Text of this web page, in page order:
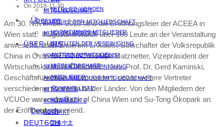
MITGLIED WERDEN
Über uns
VORSITZENDE MITGLIEDER
STATUTEN DER VEREINIGUNG
ANTRAG AUF VCUOE-
MITGLIEDSCHAFT
MITGLIEDER
KONTAKT LISTE
KONTAKT
Deutsch
简体中文
MITGLIEDSCHAFT
VORTEILE DER MITGLIEDSCHAFT
MITGLIED WERDEN
ÜBER UNS
VORSITZENDE MITGLIEDER
STATUTEN DER VEREINIGUNG
ANTRAG AUF VCUOE-MITGLIEDSCHAFT
MITGLIEDER
KONTAKT LISTE
KONTAKT
DEUTSCH
On 2018-11-30
Am 30. November 2018 fand die Eröffnungsfeier der ACEEA in
Wien statt. Insgesamt waren über 100 Leute an der Veranstaltung
anwesend, unter anderem Li Xiaosi, Botschafter der Volksrepublik
China in Österreich, Dr. Christoph Matznetter, Vizepräsident der
Wirtschaftskammer Österreich, Univ. Prof. Dr. Gerd Kaminski,
Geschäftsführender Vizepräsident, sowie weitere Vertreter
verschiedener Bereiche beider Länder. Von den Mitgliedern der
VCUOe waren die Bank of China Wien und Su-Tong Ökopark an
der Eröffnung anwesend.